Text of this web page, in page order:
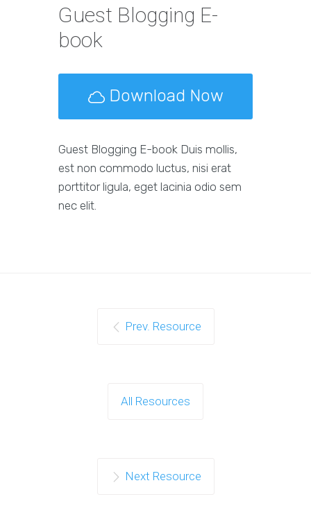
Guest Blogging E-
book
Download Now
Guest Blogging E-book Duis mollis,
est non commodo luctus, nisi erat
porttitor ligula, eget lacinia odio sem
nec elit.
Prev. Resource
All Resources
Next Resource